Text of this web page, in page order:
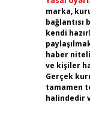
marka,
bağlantısı
kendi
haber
ve kişiler
Gerçek
tamamen
halindedir